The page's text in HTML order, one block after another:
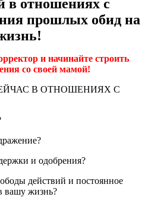
в отношениях с
прошлых обид на
и начинайте строить
со своей мамой!
В ОТНОШЕНИЯХ С
и одобрения?
действий и постоянное
вашу жизнь?